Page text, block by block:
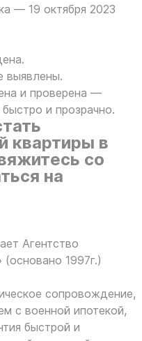
— 19 октября 2023
выявлены.
и проверена —
и прозрачно.
квартиры в
со
на
Агентство
1997г.)
сопровождение,
с военной ипотекой,
быстрой и